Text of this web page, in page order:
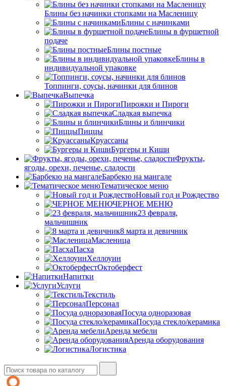
Блины без начинки стопками на Масленицу
Блины с начинками
Блины в фуршетной
подаче
Блины постные
Блины в
индивидуальной упаковке
Топпинги, соусы, начинки для блинов
Выпечка
Пирожки и Пироги
Сладкая выпечка
Блины и блинчики
Пиццы
Круасcаны
Бургеры и Киши
Фрукты,
ягоды, орехи, печенье, сладости
Барбекю на мангале
Тематическое меню
Новый год и Рождество
ЧЕРНОЕ МЕНЮ
23 февраля,
мальчишник
8 марта и девичник
Масленица
Пасха
Хеллоуин
Октоберфест
Напитки
Услуги
Текстиль
Персонал
Посуда одноразовая
Посуда стекло/керамика
Аренда мебели
Аренда оборудования
Логистика